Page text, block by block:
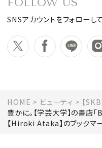
SNSアカウントをフォローし
HOME ビューティ 【
豊かに。【学芸大学】の書店
【Hiroki Ataka】のブックマ